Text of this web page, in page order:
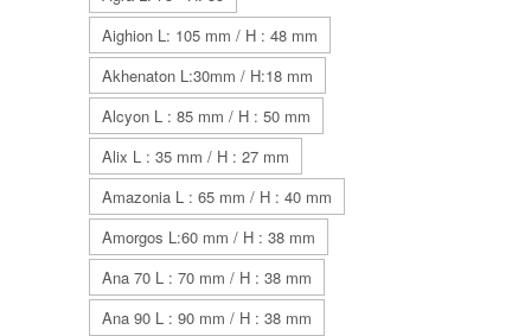
Aighion L: 105 mm / H : 48 mm
Akhenaton L:30mm / H:18 mm
Alcyon L : 85 mm / H : 50 mm
Alix L : 35 mm / H : 27 mm
Amazonia L : 65 mm / H : 40 mm
Amorgos L:60 mm / H : 38 mm
Ana 70 L : 70 mm / H : 38 mm
Ana 90 L : 90 mm / H : 38 mm